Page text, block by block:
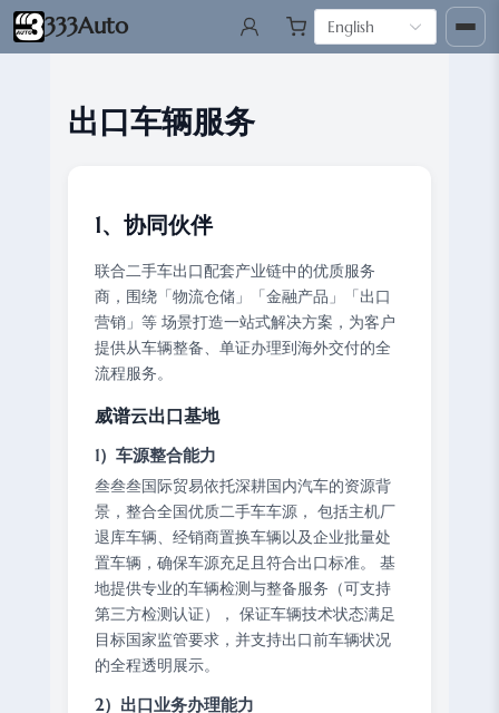
333Auto English
出口车辆服务
1、协同伙伴
联合二手车出口配套产业链中的优质服务
商，围绕「物流仓储」「金融产品」「出口
营销」等 场景打造一站式解决方案，为客户
提供从车辆整备、单证办理到海外交付的全
流程服务。
威谱云出口基地
1）车源整合能力
叁叁叁国际贸易依托深耕国内汽车的资源背
景，整合全国优质二手车车源， 包括主机厂
退库车辆、经销商置换车辆以及企业批量处
置车辆，确保车源充足且符合出口标准。 基
地提供专业的车辆检测与整备服务（可支持
第三方检测认证）， 保证车辆技术状态满足
目标国家监管要求，并支持出口前车辆状况
的全程透明展示。
2）出口业务办理能力